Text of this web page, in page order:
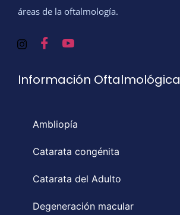
áreas de la oftalmología.
Información Oftalmológica
Ambliopía
Catarata congénita
Catarata del Adulto
Degeneración macular